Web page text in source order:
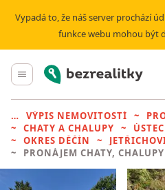
Vypadá to, že náš server prochází
funkce webu mohou být
Hlavní menu
Bezrealitky
VÝPIS NEMOVITOSTÍ
CHATY A CHALUPY
OKRES DĚČÍN
PRONÁJEM CHATY, CHALUPY